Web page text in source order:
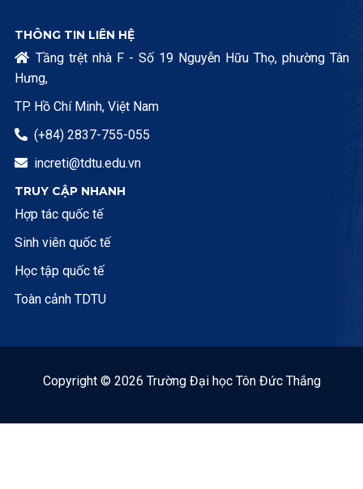
THÔNG TIN LIÊN HỆ
 Tầng trệt nhà F - Số 19 Nguyễn Hữu Thọ, phường Tân
Hưng,
TP. Hồ Chí Minh, Việt Nam
 (+84) 2837-755-055
 increti@tdtu.edu.vn
TRUY CẬP NHANH
Hợp tác quốc tế
Sinh viên quốc tế
Học tập quốc tế
Toàn cảnh TDTU
Copyright © 2026 Trường Đại học Tôn Đức Thắng